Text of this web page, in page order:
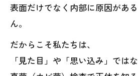
表面だけでなく内部に原因があ
ん。
だからこそ私たちは、
「見た目」や「思い込み」ではな